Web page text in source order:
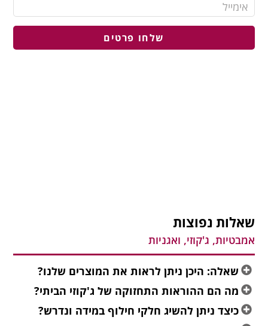
שלחו פרטים
שאלות נפוצות
אמבטיות, ג'קוזי, ואגניות
שאלה: היכן ניתן לראות את המוצרים שלנו?
מה הם ההוראות התחזוקה של ג'קוזי הביתי?
כיצד ניתן להשיג חלקי חילוף במידה ונדרש?